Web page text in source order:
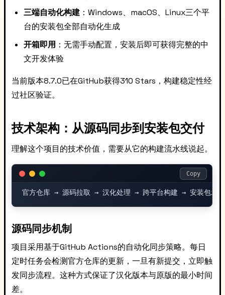
三端自动化构建 ：Windows、macOS、Linux三个平
台的安装包全部自动化生成
开箱即用 ：无需手动配置，安装后即可获得完整的中
文开发体验
当前版本8.7.0已在GitHub获得310 Stars，构建稳定性经
过社区验证。
技术架构：从源码同步到安装包交付
理解这个项目的技术价值，需要从它的构建流水线说起。
Copy
源码同步机制
项目采用基于GitHub Actions的自动化同步策略。每日
定时任务会检测官方仓库的更新，一旦有新提交，立即触
发同步流程。这种方式保证了汉化版本与原版的最小时间
差。